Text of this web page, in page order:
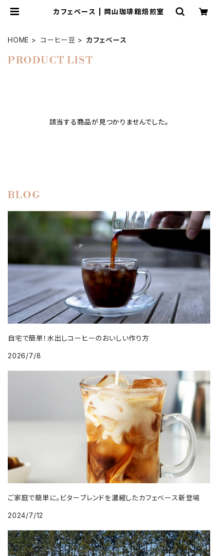
カフェベース | 岡山珈琲館焙煎室
HOME コーヒー豆 カフェベース
PRODUCT LIST
該当する商品が見つかりませんでした。
BLOG
自宅で簡単！水出しコーヒーのおいしい作り方
2026/7/8
ご家庭で簡単に。ビターブレンドを濃縮したカフェベース新登場
2024/7/12